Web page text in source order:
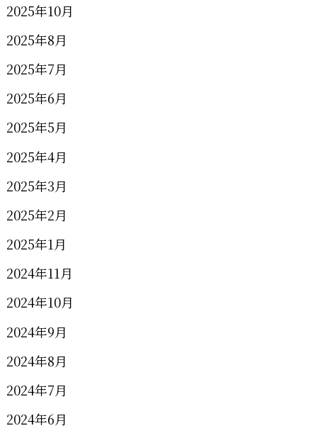
2025年10月
2025年8月
2025年7月
2025年6月
2025年5月
2025年4月
2025年3月
2025年2月
2025年1月
2024年11月
2024年10月
2024年9月
2024年8月
2024年7月
2024年6月